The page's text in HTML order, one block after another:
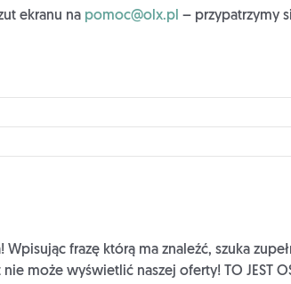
ekranu na pomoc@olx.pl – przypatrzymy
Wpisując frazę którą ma znaleźć, szuka
może wyświetlić naszej oferty! TO JEST